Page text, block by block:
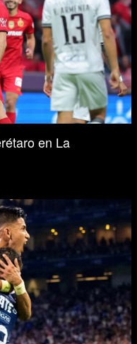
en La